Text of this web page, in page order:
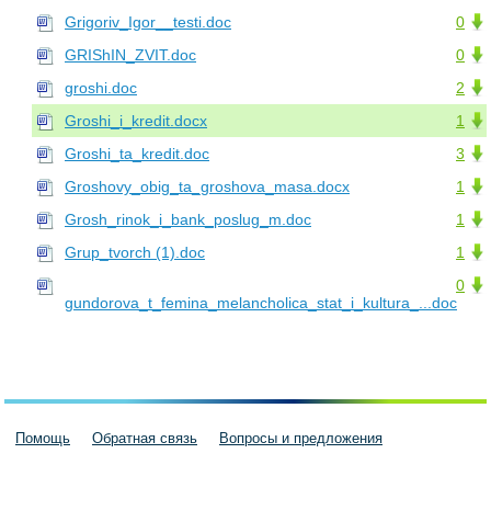
0
Grigoriv_Igor__testi.doc
0
GRIShIN_ZVIT.doc
2
groshi.doc
1
Groshi_i_kredit.docx
3
Groshi_ta_kredit.doc
1
Groshovy_obig_ta_groshova_masa.docx
1
Grosh_rinok_i_bank_poslug_m.doc
1
Grup_tvorch (1).doc
0
gundorova_t_femina_melancholica_stat_i_kultura_...doc
Помощь Обратная связь Вопросы и предложения